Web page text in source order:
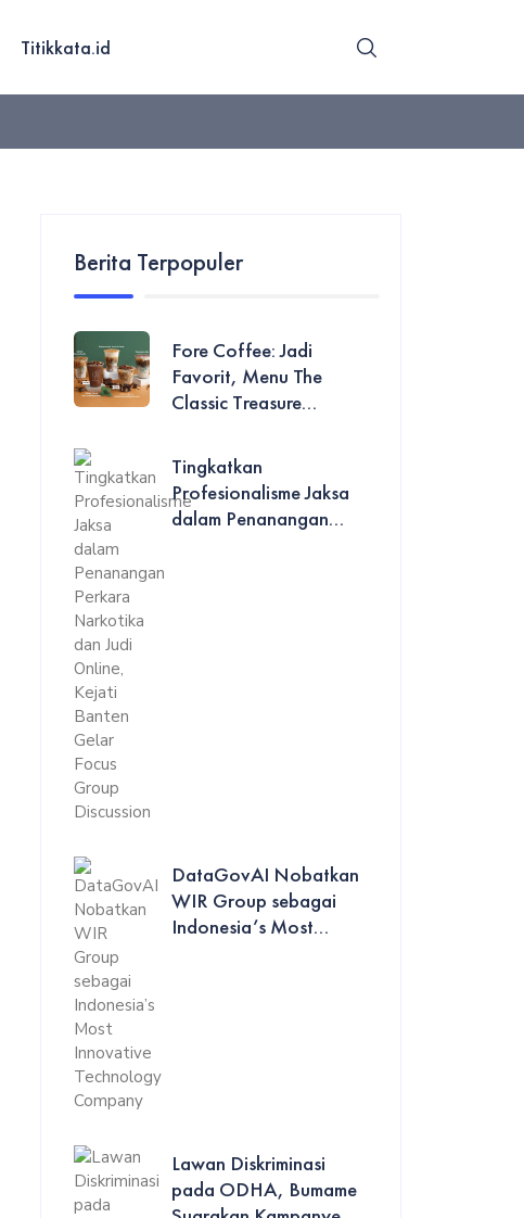
Titikkata.id
Berita Terpopuler
Fore Coffee: Jadi
Favorit, Menu The
Classic Treasure...
Tingkatkan
Profesionalisme Jaksa
dalam Penanangan...
DataGovAI Nobatkan
WIR Group sebagai
Indonesia’s Most...
Lawan Diskriminasi
pada ODHA, Bumame